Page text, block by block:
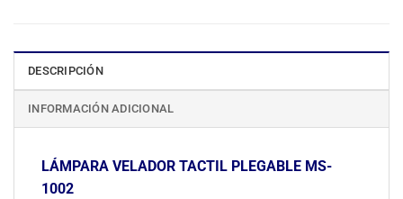
DESCRIPCIÓN
INFORMACIÓN ADICIONAL
LÁMPARA VELADOR TACTIL PLEGABLE MS-
1002